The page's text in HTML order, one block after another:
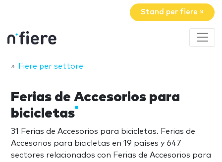
Stand per fiere »
Fiere per settore
Ferias de Accesorios para
bicicletas
31 Ferias de Accesorios para bicicletas. Ferias de
Accesorios para bicicletas en 19 países y 647
sectores relacionados con Ferias de Accesorios para